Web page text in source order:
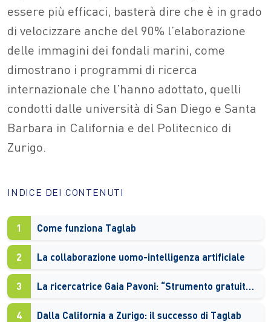
essere più efficaci, basterà dire che è in grado
di velocizzare anche del 90% l’elaborazione
delle immagini dei fondali marini, come
dimostrano i programmi di ricerca
internazionale che l’hanno adottato, quelli
condotti dalle università di San Diego e Santa
Barbara in California e del Politecnico di
Zurigo.
INDICE DEI CONTENUTI
1 Come funziona Taglab
2 La collaborazione uomo-intelligenza artificiale
3 La ricercatrice Gaia Pavoni: “Strumento gratuito a disposizione della scienza”
4 Dalla California a Zurigo: il successo di Taglab